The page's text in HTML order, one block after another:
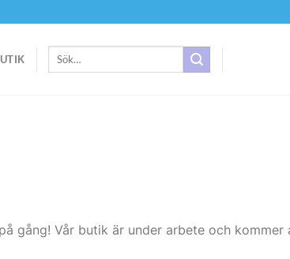
Sök
gång! Vår butik är under arbete och kommer